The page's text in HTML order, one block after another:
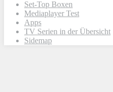
Set-Top Boxen
Mediaplayer Test
Apps
TV Serien in der Übersicht
Sidemap